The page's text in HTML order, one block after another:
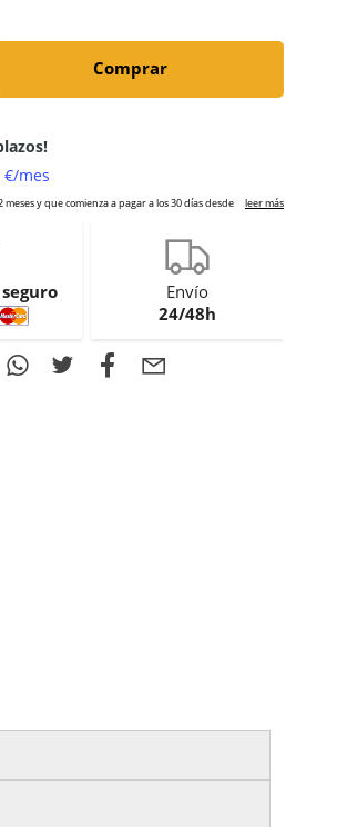
Comprar
seguro
Envío
24/48h